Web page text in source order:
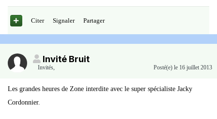
Citer Signaler Partager
Invité Bruit
Invités, Posté(e) le 16 juillet 2013
Les grandes heures de Zone interdite avec le super spécialiste Jacky
Cordonnier.